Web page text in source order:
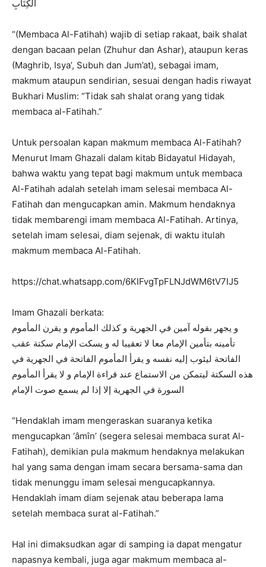
الْكِتَابِ
“(Membaca Al-Fatihah) wajib di setiap rakaat, baik shalat
dengan bacaan pelan (Zhuhur dan Ashar), ataupun keras
(Maghrib, Isya’, Subuh dan Jum’at), sebagai imam,
makmum ataupun sendirian, sesuai dengan hadis riwayat
Bukhari Muslim: “Tidak sah shalat orang yang tidak
membaca al-Fatihah.”
Untuk persoalan kapan makmum membaca Al-Fatihah?
Menurut Imam Ghazali dalam kitab Bidayatul Hidayah,
bahwa waktu yang tepat bagi makmum untuk membaca
Al-Fatihah adalah setelah imam selesai membaca Al-
Fatihah dan mengucapkan amin. Makmum hendaknya
tidak membarengi imam membaca Al-Fatihah. Artinya,
setelah imam selesai, diam sejenak, di waktu itulah
makmum membaca Al-Fatihah.
https://chat.whatsapp.com/6KIFvgTpFLNJdWM6tV7IJ5
Imam Ghazali berkata:
و يجهر بقوله آمين في الجهرية و كذلك المأموم و يقرن المأموم
تأمينه بتأمين الإمام معا لا تعقيبا له و يسكت الإمام سكتة عقب
الفاتحة ليئوب إليه نفسه و يقرأ المأموم الفاتحة في الجهرية في
هذه السكتة ليتمكن من الاستماع عند قراءة الإمام و لا يقرأ المأموم
السورة في الجهرية إلا إذا لم يسمع صوت الإمام
“Hendaklah imam mengeraskan suaranya ketika
mengucapkan ‘âmîn’ (segera selesai membaca surat Al-
Fatihah), demikian pula makmum hendaknya melakukan
hal yang sama dengan imam secara bersama-sama dan
tidak menunggu imam selesai mengucapkannya.
Hendaklah imam diam sejenak atau beberapa lama
setelah membaca surat al-Fatihah.”
Hal ini dimaksudkan agar di samping ia dapat mengatur
napasnya kembali, juga agar makmum membaca al-